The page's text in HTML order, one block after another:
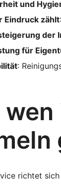
und
Eindruck zählt
der
für
:
richtet